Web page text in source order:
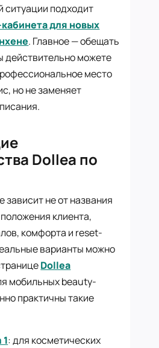
ситуации подходит
для новых
. Главное — обещать
действительно можете
место
но не заменяет
Dollea по
зависит не от названия
клиента,
комфорта и reset-
варианты можно
Dollea
мобильных beauty-
практичны такие
: для косметических